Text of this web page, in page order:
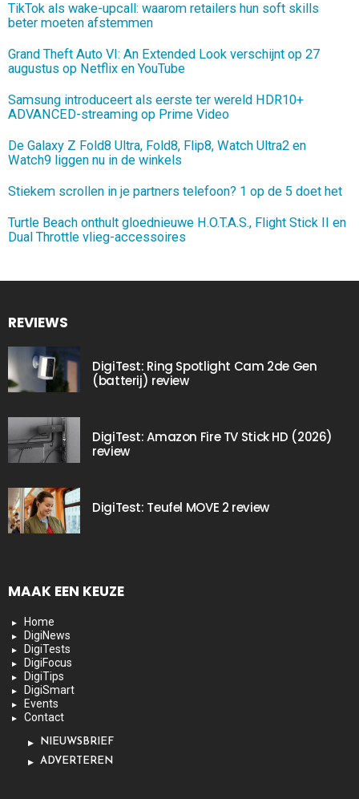
TikTok als wake-upcall: waarom retailers hun soft skills
beter moeten afstemmen
Grand Theft Auto VI: An Extended Look verschijnt op 27
augustus op Netflix en YouTube
Samsung introduceert als eerste ter wereld HDR10+
ADVANCED-streaming op Prime Video
De Galaxy Z Fold8 Ultra, Fold8, Flip8, Watch Ultra2 en
Watch9 liggen nu in de winkels
Stiekem scrollen in je partners telefoon? 1 op de 5 doet het
Turtle Beach onthult gloednieuwe H.O.T.A.S., Flight Stick II en
Dual Throttle vlieg-accessoires
REVIEWS
DigiTest: Ring Spotlight Cam 2de Gen
(batterij) review
DigiTest: Amazon Fire TV Stick HD (2026)
review
DigiTest: Teufel MOVE 2 review
MAAK EEN KEUZE
Home
DigiNews
DigiTests
DigiFocus
DigiTips
DigiSmart
Events
Contact
NIEUWSBRIEF
ADVERTEREN